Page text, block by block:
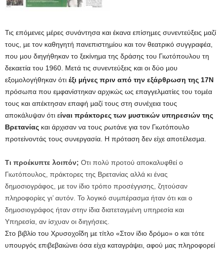
Τις επόµενες µέρες συνάντησα και έκανα επίσηµες συνεντεύξεις µαζί
τους, µε τον καθηγητή πανεπιστηµίου και τον θεατρικό συγγραφέα,
που µου διηγήθηκαν το ξεκίνηµα της δράσης του Γιωτόπουλου τη
δεκαετία του 1960. Μετά τις συνεντεύξεις και οι δύο µου
εξοµολογήθηκαν ότι έξι µήνες πριν από την εξάρθρωση της 17Ν
πρόσωπα που εµφανίστηκαν αρχικώς ως επαγγελµατίες του τοµέα
τους και απέκτησαν επαφή µαζί τους στη συνέχεια τους
αποκάλυψαν ότι είναι πράκτορες των µυστικών υπηρεσιών της
Βρετανίας και άρχισαν να τους ρωτάνε για τον Γιωτόπουλο
προτείνοντάς τους συνεργασία. Η πρόταση δεν είχε αποτέλεσµα.
Τι προέκυπτε λοιπόν; Οτι πολύ προτού αποκαλυφθεί ο
Γιωτόπουλος, πράκτορες της Βρετανίας αλλά κι ένας
δηµοσιογράφος, µε τον ίδιο τρόπο προσέγγισης, ζητούσαν
πληροφορίες γι’ αυτόν. Το λογικό συµπέρασµα ήταν ότι και ο
δηµοσιογράφος ήταν στην ίδια διατεταγµένη υπηρεσία και
Υπηρεσία, αν ίσχυαν οι διηγήσεις.
Στο βιβλίο του Χρυσοχοΐδη µε τίτλο «Στον ίδιο δρόµο» ο και τότε
υπουργός επιβεβαιώνει όσα είχα καταγράψει, αφού µας πληροφορεί